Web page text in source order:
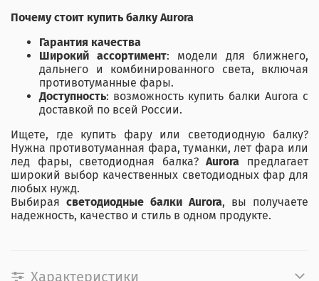
Почему стоит купить балку Aurora
Гарантия качества
Широкий ассортимент: модели для ближнего,
дальнего и комбинированного света, включая
противотуманные фары.
Доступность: возможность купить балки Aurora с
доставкой по всей России.
Ищете, где купить фару или светодиодную балку?
Нужна противотуманная фара, туманки, лет фара или
лед фары, светодиодная балка?Aurora предлагает
широкий выбор качественных светодиодных фар для
любых нужд.
Выбирая светодиодные балки Aurora, вы получаете
надежность, качество и стиль в одном продукте.
Характеристики